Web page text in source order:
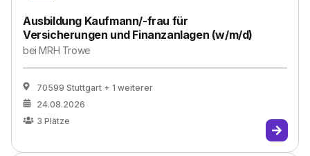
Ausbildung Kaufmann/-frau für
Versicherungen und Finanzanlagen (w/m/d)
beiMRH Trowe
70599 Stuttgart + 1 weiterer
24.08.2026
3 Plätze